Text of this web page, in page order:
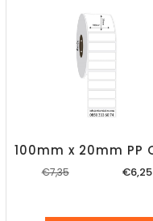
€6,25
€7,35